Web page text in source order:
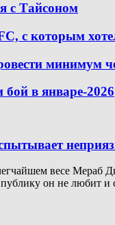
с Тайсоном
с которым
минимум
в январе-2026
весе Мераб
публику он не любит